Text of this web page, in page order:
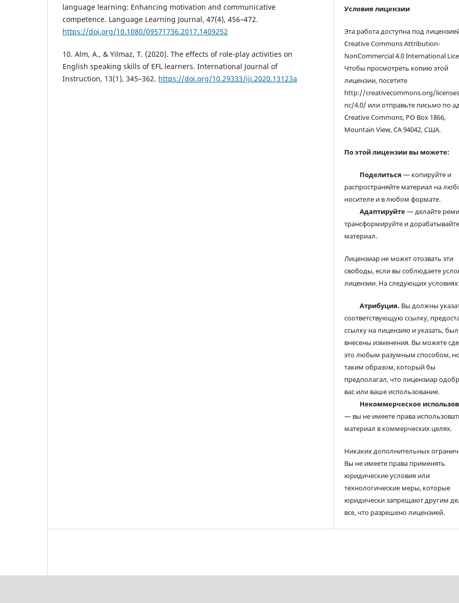
language learning: Enhancing motivation and communicative
competence. Language Learning Journal, 47(4), 456–472.
https://doi.org/10.1080/09571736.2017.1409252
10. Alm, A., & Yilmaz, T. (2020). The effects of role-play activities on
English speaking skills of EFL learners. International Journal of
Instruction, 13(1), 345–362. https://doi.org/10.29333/iji.2020.13123a
Условия лицензии
Эта работа доступна под
Creative Commons Attribution-
NonCommercial 4.0 International
Чтобы просмотреть копию этой
лицензии, посетите
http://creativecommons.org/
nc/4.0/ или отправьте письмо по
Creative Commons, PO Box 1866,
Mountain View, CA 94042, США.
По этой лицензии вы можете:
Поделиться — копируйте и
распространяйте материал на
носителе и в любом формате.
Адаптируйте— делайте
трансформируйте и дорабатывайте
материал.
Лицензиар не может отозвать эти
свободы, если вы соблюдаете
лицензии. На следующих условиях:
Атрибуция. Вы должны
соответствующую ссылку,
ссылку на лицензию и указать,
внесены изменения. Вы можете
это любым разумным способом,
таким образом, который бы
предполагал, что лицензиар
вас или ваше использование.
Некоммерческое
— вы не имеете права
материал в коммерческих целях.
Никаких дополнительных
Вы не имеете права применять
юридические условия или
технологические меры, которые
юридически запрещают другим
все, что разрешено лицензией.